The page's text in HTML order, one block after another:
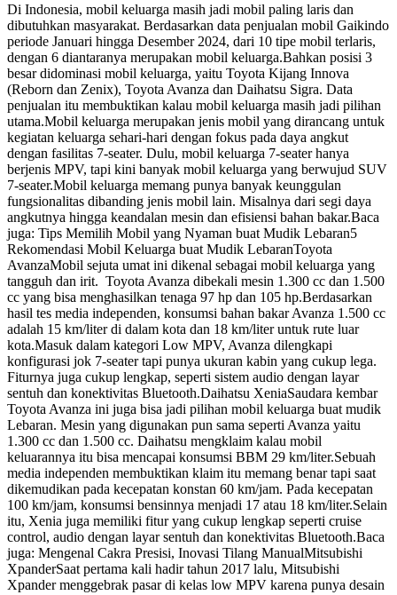
Di Indonesia, mobil keluarga masih jadi mobil paling laris dan
dibutuhkan masyarakat. Berdasarkan data penjualan mobil Gaikindo
periode Januari hingga Desember 2024, dari 10 tipe mobil terlaris,
dengan 6 diantaranya merupakan mobil keluarga.Bahkan posisi 3
besar didominasi mobil keluarga, yaitu Toyota Kijang Innova
(Reborn dan Zenix), Toyota Avanza dan Daihatsu Sigra. Data
penjualan itu membuktikan kalau mobil keluarga masih jadi pilihan
utama.Mobil keluarga merupakan jenis mobil yang dirancang untuk
kegiatan keluarga sehari-hari dengan fokus pada daya angkut
dengan fasilitas 7-seater. Dulu, mobil keluarga 7-seater hanya
berjenis MPV, tapi kini banyak mobil keluarga yang berwujud SUV
7-seater.Mobil keluarga memang punya banyak keunggulan
fungsionalitas dibanding jenis mobil lain. Misalnya dari segi daya
angkutnya hingga keandalan mesin dan efisiensi bahan bakar.Baca
juga: Tips Memilih Mobil yang Nyaman buat Mudik Lebaran5
Rekomendasi Mobil Keluarga buat Mudik LebaranToyota
AvanzaMobil sejuta umat ini dikenal sebagai mobil keluarga yang
tangguh dan irit. Toyota Avanza dibekali mesin 1.300 cc dan 1.500
cc yang bisa menghasilkan tenaga 97 hp dan 105 hp.Berdasarkan
hasil tes media independen, konsumsi bahan bakar Avanza 1.500 cc
adalah 15 km/liter di dalam kota dan 18 km/liter untuk rute luar
kota.Masuk dalam kategori Low MPV, Avanza dilengkapi
konfigurasi jok 7-seater tapi punya ukuran kabin yang cukup lega.
Fiturnya juga cukup lengkap, seperti sistem audio dengan layar
sentuh dan konektivitas Bluetooth.Daihatsu XeniaSaudara kembar
Toyota Avanza ini juga bisa jadi pilihan mobil keluarga buat mudik
Lebaran. Mesin yang digunakan pun sama seperti Avanza yaitu
1.300 cc dan 1.500 cc. Daihatsu mengklaim kalau mobil
keluarannya itu bisa mencapai konsumsi BBM 29 km/liter.Sebuah
media independen membuktikan klaim itu memang benar tapi saat
dikemudikan pada kecepatan konstan 60 km/jam. Pada kecepatan
100 km/jam, konsumsi bensinnya menjadi 17 atau 18 km/liter.Selain
itu, Xenia juga memiliki fitur yang cukup lengkap seperti cruise
control, audio dengan layar sentuh dan konektivitas Bluetooth.Baca
juga: Mengenal Cakra Presisi, Inovasi Tilang ManualMitsubishi
XpanderSaat pertama kali hadir tahun 2017 lalu, Mitsubishi
Xpander menggebrak pasar di kelas low MPV karena punya desain